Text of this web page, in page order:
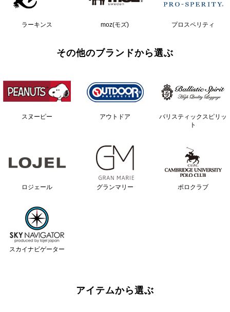
ラーキンス moz(モズ) プロスペリティ
その他のブランドから選ぶ
スヌーピー アウトドア
バリスティックスピリッ
ト
ロジェール グランマリー ポロクラブ
スカイナビゲーター
アイテムから選ぶ